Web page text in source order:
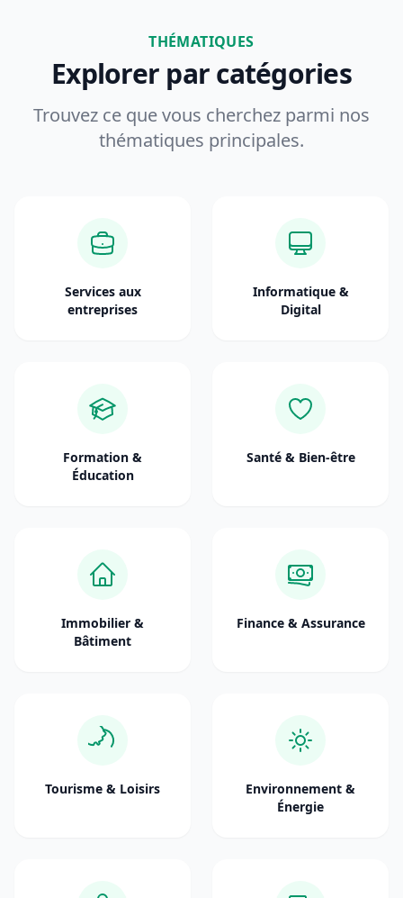
THÉMATIQUES
Explorer par catégories
Trouvez ce que vous cherchez parmi nos
thématiques principales.
Services aux
entreprises
Informatique &
Digital
Formation &
Éducation
Santé & Bien-être
Immobilier &
Bâtiment
Finance & Assurance
Tourisme & Loisirs
Environnement &
Énergie